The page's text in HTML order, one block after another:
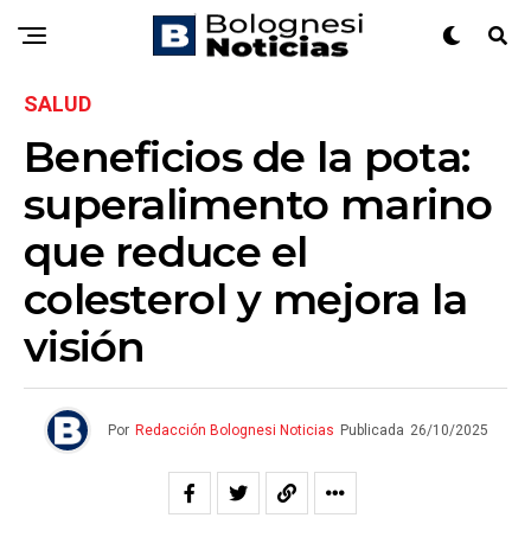
SALUD
Beneficios de la pota:
superalimento marino
que reduce el
colesterol y mejora la
visión
Por Redacción Bolognesi Noticias Publicada 26/10/2025